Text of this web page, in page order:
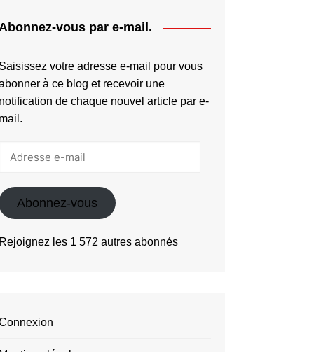
vous par e-mail.
Saisissez votre adresse e-mail pour vous
à ce blog et recevoir une
notification de chaque nouvel article par e-
mail.
Abonnez-vous
Rejoignez les 1 572 autres abonnés